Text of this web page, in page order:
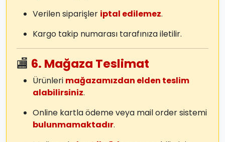
Verilen siparişler iptal edilemez.
Kargo takip numarası tarafınıza iletilir.
🏬 6. Mağaza Teslimat
Ürünleri mağazamızdan elden teslim
alabilirsiniz.
Online kartla ödeme veya mail order sistemi
bulunmamaktadır.